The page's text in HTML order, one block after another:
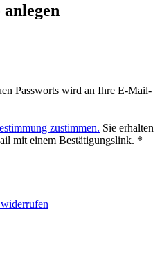
Passworts wird an Ihre E-Mail-
zustimmen. Sie erhalten
mit einem Bestätigungslink. *